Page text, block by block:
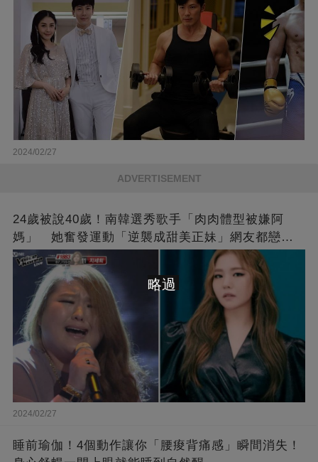
2024/02/27
ADVERTISEMENT
24歲被說40歲！南韓選秀歌手「肉肉體型被嫌阿
媽」 她奮發運動「逆襲成甜美正妹」網友都戀愛
了❤
2024/02/27
睡前瑜伽！4個動作讓你「腰痠背痛感」瞬間消失！
略過